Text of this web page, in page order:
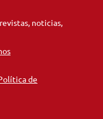
noticias,
de